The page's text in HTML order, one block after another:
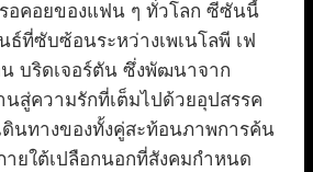
อคอยของแฟน ๆ ทั่วโลก ซีซันนี้
ธ์ที่ซับซ้อนระหว่างเพเนโลพี เฟ
น บริดเจอร์ตัน ซึ่งพัฒนาจาก
สู่ความรักที่เต็มไปด้วยอุปสรรค
ดินทางของทั้งคู่สะท้อนภาพการค้น
ยใต้เปลือกนอกที่สังคมกำหนด